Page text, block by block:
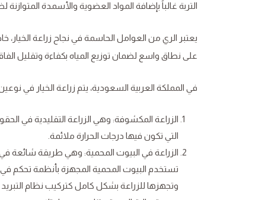
التربة غالباً بإضافة المواد العضوية والأسمدة المتوازنة
يعتبر الري من العوامل الحاسمة في نجاح زراعة
على نطاق واسع لضمان توزيع المياه بكفاءة وتقليل
في المملكة العربية السعودية، يتم زراعة الخيار في
الزراعة المكشوفة: وهي الزراعة التقليدية في
التي تكون فيها درجات الحرارة ملائمة.
الزراعة في البيوت المحمية: وهي طريقة شائعة في
تستخدم البيوت المحمية المجهزة بأنظمة تحكم
وتجهزها للزراعة بشكل كامل كتركيب نظام التبريد